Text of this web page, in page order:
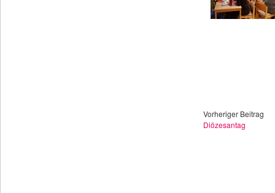
Vorheriger Beitrag
Diözesantag